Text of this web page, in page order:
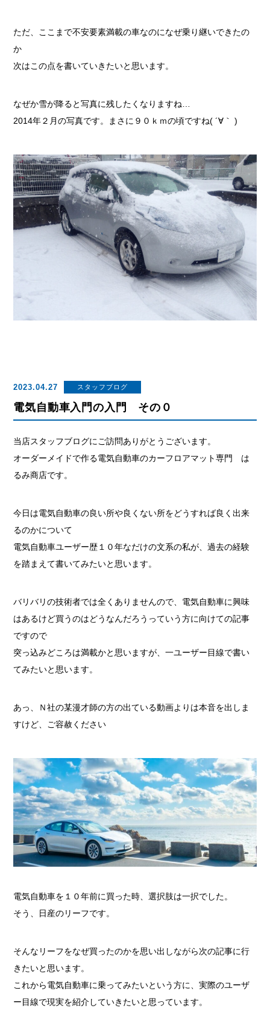
ただ、ここまで不安要素満載の車なのになぜ乗り継いできたの
か
次はこの点を書いていきたいと思います。
なぜか雪が降ると写真に残したくなりますね…
2014年２月の写真です。まさに９０ｋｍの頃ですね( ´∀｀ )
2023.04.27 スタッフブログ
電気自動車入門の入門 その０
当店スタッフブログにご訪問ありがとうございます。
オーダーメイドで作る電気自動車のカーフロアマット専門 は
るみ商店です。
今日は電気自動車の良い所や良くない所をどうすれば良く出来
るのかについて
電気自動車ユーザー歴１０年なだけの文系の私が、過去の経験
を踏まえて書いてみたいと思います。
バリバリの技術者では全くありませんので、電気自動車に興味
はあるけど買うのはどうなんだろうっていう方に向けての記事
ですので
突っ込みどころは満載かと思いますが、一ユーザー目線で書い
てみたいと思います。
あっ、Ｎ社の某漫才師の方の出ている動画よりは本音を出しま
すけど、ご容赦ください
電気自動車を１０年前に買った時、選択肢は一択でした。
そう、日産のリーフです。
そんなリーフをなぜ買ったのかを思い出しながら次の記事に行
きたいと思います。
これから電気自動車に乗ってみたいという方に、実際のユーザ
ー目線で現実を紹介していきたいと思っています。